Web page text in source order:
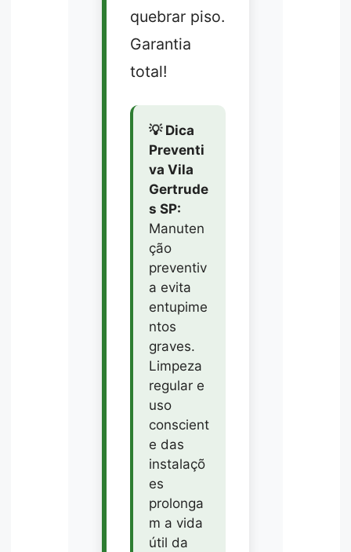
quebrar piso.
Garantia
total!
💡 Dica
Preventi
va Vila
Gertrude
s SP:
Manuten
ção
preventiv
a evita
entupime
ntos
graves.
Limpeza
regular e
uso
conscient
e das
instalaçõ
es
prolonga
m a vida
útil da